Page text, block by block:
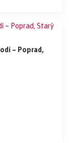
– Poprad,